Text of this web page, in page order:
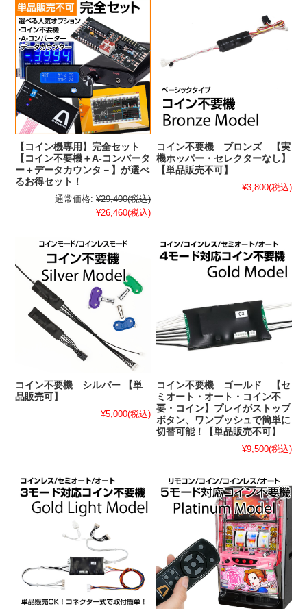
【コイン機専用】完全セット
【コイン不要機＋A-コンバータ
ー＋データカウンタ－】が選べ
るお得セット！
通常価格: ¥29,400(税込)
¥26,460(税込)
コイン不要機 ブロンズ 【実
機ホッパー・セレクターなし】
【単品販売不可】
¥3,800(税込)
コイン不要機 シルバー 【単
品販売可】
¥5,000(税込)
コイン不要機 ゴールド 【セ
ミオート・オート・コイン不
要・コイン】プレイがストップ
ボタン、ワンプッシュで簡単に
切替可能！【単品販売不可】
¥9,500(税込)